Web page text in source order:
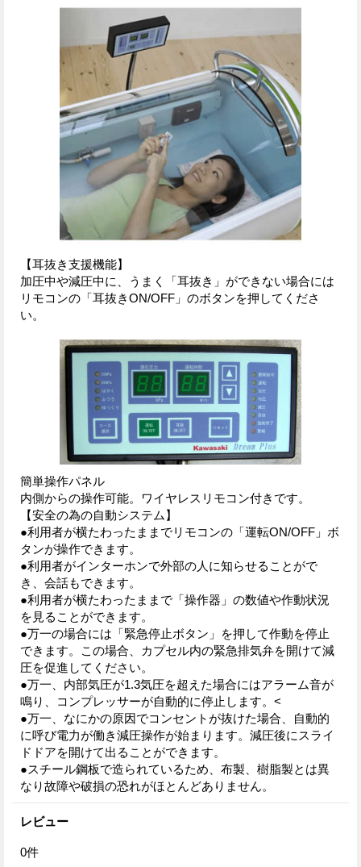
【耳抜き支援機能】
加圧中や減圧中に、うまく「耳抜き」ができない場合には
リモコンの「耳抜きON/OFF」のボタンを押してくださ
い。
簡単操作パネル
内側からの操作可能。ワイヤレスリモコン付きです。
【安全の為の自動システム】
●利用者が横たわったままでリモコンの「運転ON/OFF」ボ
タンが操作できます。
●利用者がインターホンで外部の人に知らせることがで
き、会話もできます。
●利用者が横たわったままで「操作器」の数値や作動状況
を見ることができます。
●万一の場合には「緊急停止ボタン」を押して作動を停止
できます。この場合、カプセル内の緊急排気弁を開けて減
圧を促進してください。
●万一、内部気圧が1.3気圧を超えた場合にはアラーム音が
鳴り、コンプレッサーが自動的に停止します。<
●万一、なにかの原因でコンセントが抜けた場合、自動的
に呼び電力が働き減圧操作が始まります。減圧後にスライ
ドドアを開けて出ることができます。
●スチール鋼板で造られているため、布製、樹脂製とは異
なり故障や破損の恐れがほとんどありません。
レビュー
0件